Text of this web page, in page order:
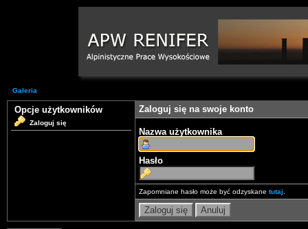
Galeria
Opcje użytkowników
Zaloguj się
Zaloguj się na swoje konto
Nazwa użytkownika
Hasło
Zapomniane hasło może być odzyskane tutaj